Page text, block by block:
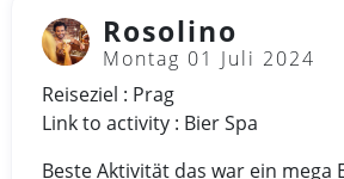
Rosolino
Montag 01 Juli 2024
Reiseziel : Prag
Link to activity : Bier Spa
Beste Aktivität das war ein mega